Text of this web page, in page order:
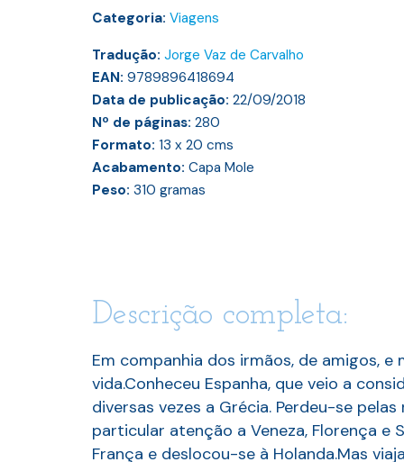
Categoria: Viagens
Tradução: Jorge Vaz de Carvalho
EAN: 9789896418694
Data de publicação: 22/09/2018
Nº de páginas: 280
Formato: 13 x 20 cms
Acabamento: Capa Mole
Peso: 310 gramas
Descrição completa:
Em companhia dos irmãos, de amigos,
vida.Conheceu Espanha, que veio a
diversas vezes a Grécia. Perdeu-se
particular atenção a Veneza, Florença e
França e deslocou-se à Holanda.Mas